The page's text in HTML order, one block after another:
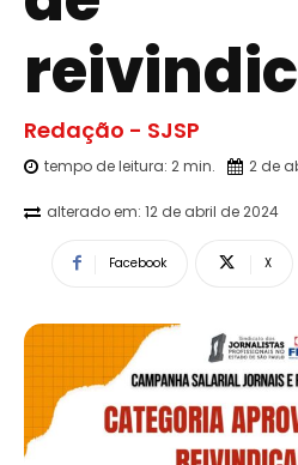
Redação - SJSP
tempo de leitura: 2min. 2 de
alterado em: 12 de abril de 2024
Facebook X